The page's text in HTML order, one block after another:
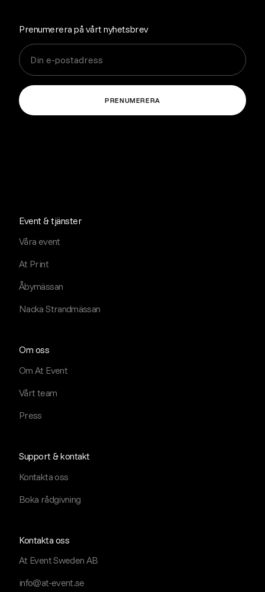
Prenumerera på vårt nyhetsbrev
Event & tjänster
Våra event
At Print
Åbymässan
Nacka Strandmässan
Om oss
Om At Event
Vårt team
Press
Support & kontakt
Kontakta oss
Boka rådgivning
Kontakta oss
At Event Sweden AB
info@at-event.se